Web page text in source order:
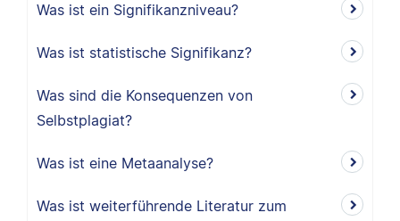
Was ist ein Signifikanzniveau?
Was ist statistische Signifikanz?
Was sind die Konsequenzen von
Selbstplagiat?
Was ist eine Metaanalyse?
Was ist weiterführende Literatur zum